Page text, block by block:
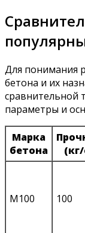
Для понимания
бетона и их
сравнительной
параметры и
Марка
бетона
М100 100